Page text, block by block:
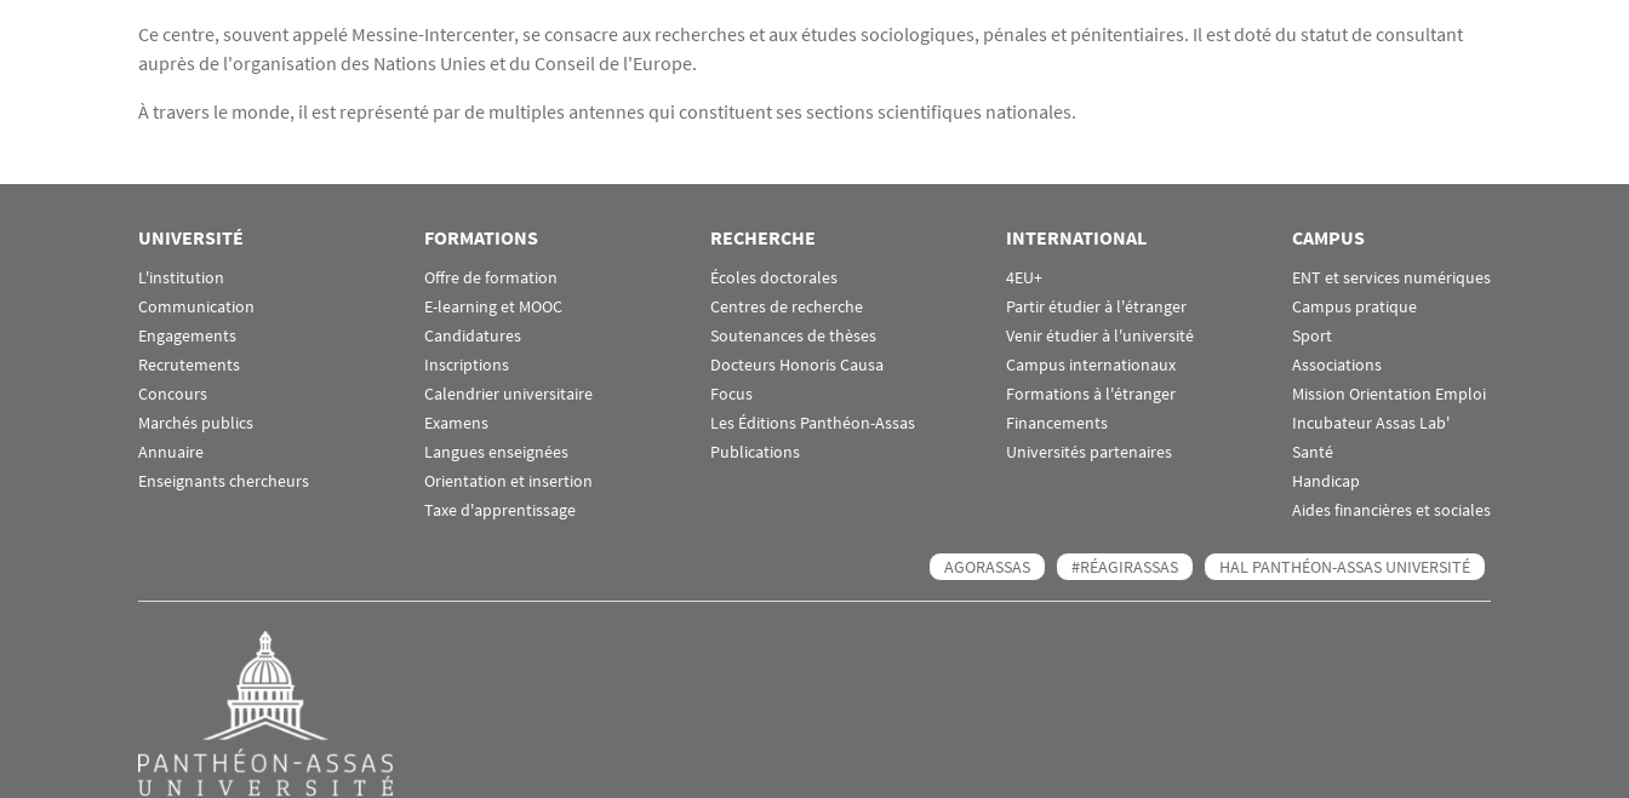
Ce centre, souvent appelé Messine-Intercenter, se consacre aux recherches et aux études sociologiques, pénales et pénitentiaires. Il est doté du statut de consultant
auprès de l'organisation des Nations Unies et du Conseil de l'Europe.
À travers le monde, il est représenté par de multiples antennes qui constituent ses sections scientifiques nationales.
UNIVERSITÉ
L'institution
Communication
Engagements
Recrutements
Concours
Marchés publics
Annuaire
Enseignants chercheurs
FORMATIONS
Offre de formation
E-learning et MOOC
Candidatures
Inscriptions
Calendrier universitaire
Examens
Langues enseignées
Orientation et insertion
Taxe d'apprentissage
RECHERCHE
Écoles doctorales
Centres de recherche
Soutenances de thèses
Docteurs Honoris Causa
Focus
Les Éditions Panthéon-Assas
Publications
INTERNATIONAL
4EU+
Partir étudier à l'étranger
Venir étudier à l'université
Campus internationaux
Formations à l'étranger
Financements
Universités partenaires
CAMPUS
ENT et services numériques
Campus pratique
Sport
Associations
Mission Orientation Emploi
Incubateur Assas Lab'
Santé
Handicap
Aides financières et sociales
AGORASSAS #RÉAGIRASSAS HAL PANTHÉON-ASSAS UNIVERSITÉ